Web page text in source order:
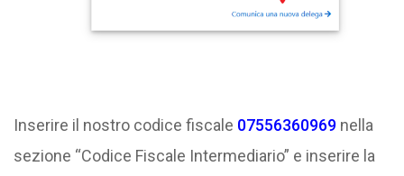
Inserire il nostro codice fiscale 07556360969 nella
sezione “Codice Fiscale Intermediario” e inserire la